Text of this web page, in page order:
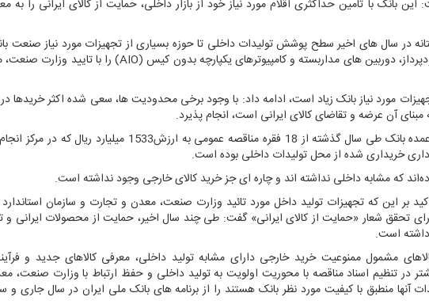
بانک با تامین حداکثری اقلام مورد نیاز خود از بازار داخلی، حمایت از کالای ایرانی را به
در سال های اخیر سطح پوشش تولیدات داخلی تا حوزه بسیاری از تجهیزات مورد نیاز صنعت
دوربین های مداربسته و کامپیوترهای یکپارچه بدون کیس (AIO) را با تایید وزارت
مورد نیاز بانک زیاد است، ادامه داد: با وجود برخی محدودیت ها، سعی شده اکثر خریدها در
مبنای آن عرضه و تقاضای کالای ایرانی است، انجام پذیرد.
خریداری شده از محل تولیدات داخلی بوده است.
که مشابه داخلی نداشته اند و چاره ای جز خرید کالای خارجی وجود نداشته است.
بر این که تجهیزات تولید داخل مورد تائید وزارت صنعت، معدن و تجارت و سازمان
برای تحقق شعار «حمایت از کالای ایرانی» گفت: طی چند سال اخیر، حمایت از محصولات ایرانی و
است.
مشمول ممنوعیت خرید خارجی دارای مشابه تولید داخلی، معرفی کالاهای جدید و
در تنظیم اسناد مناقصه با محوریت اولویت به تولید داخلی و حفظ ارتباط با وزارت صنعت،
آنها منطبق با کیفیت مورد نظر بانک هستند را از برنامه های بانک ملی ایران در سال جاری و